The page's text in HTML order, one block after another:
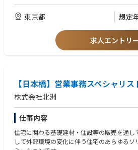
【具体的には】
・入札情報の取得、保管、入札書類作成の補
・見積書、請求書等作成、集計の補助
・契約書類、完了書類の作成、管理など
・書類の届出などの為の外出
公的機関との取引が多いので、入札に係る
発注側、受注側どちらでも構いません。
東京都 想定
求人エントリ
【日本橋】営業事務スペシャリス
株式会社北洲
仕事内容
住宅に関わる基礎建材・住設等の販売を通し
して外部環境の変化に伴う住宅のあらゆる